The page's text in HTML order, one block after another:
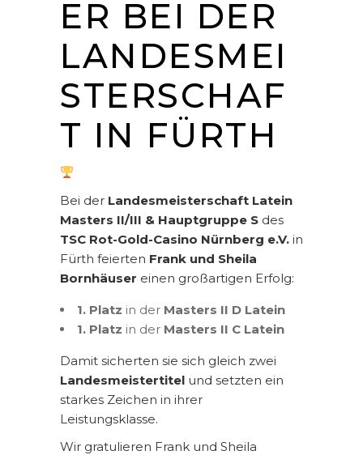
ER BEI DER
LANDESMEI
STERSCHAF
T IN FÜRTH
Bei der Landesmeisterschaft Latein
Masters II/III & Hauptgruppe S des
TSC Rot-Gold-Casino Nürnberg e.V. in
Fürth feierten Frank und Sheila
Bornhäuser einen großartigen Erfolg:
1. Platz in der Masters II D Latein
1. Platz in der Masters II C Latein
Damit sicherten sie sich gleich zwei
Landesmeistertitel und setzten ein
starkes Zeichen in ihrer
Leistungsklasse.
Wir gratulieren Frank und Sheila